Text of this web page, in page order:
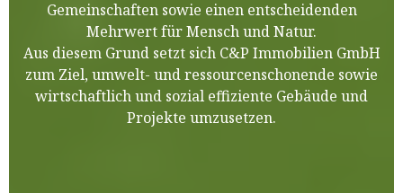
Gemeinschaften sowie einen entscheidenden
Mehrwert für Mensch und Natur.
Aus diesem Grund setzt sich C&P Immobilien GmbH
zum Ziel, umwelt- und ressourcenschonende sowie
wirtschaftlich und sozial effiziente Gebäude und
Projekte umzusetzen.